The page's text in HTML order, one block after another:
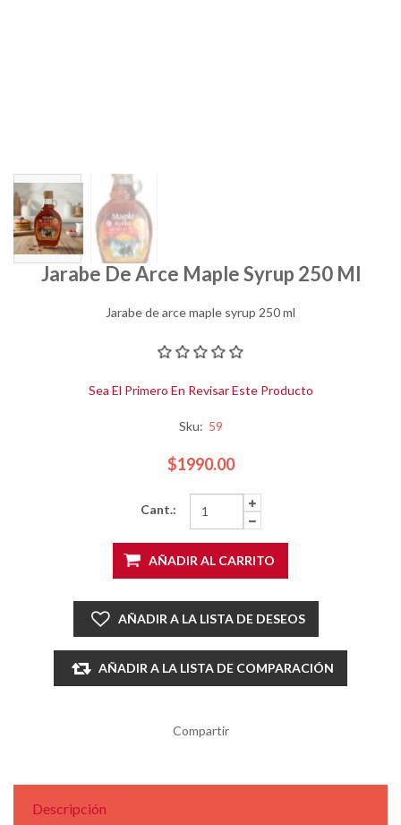
Jarabe De Arce Maple Syrup 250 Ml
Jarabe de arce maple syrup 250 ml
Sea El Primero En Revisar Este Producto
Sku: 59
$1990.00
Cant.:
AÑADIR AL CARRITO
AÑADIR A LA LISTA DE DESEOS
AÑADIR A LA LISTA DE COMPARACIÓN
Compartir
Descripción